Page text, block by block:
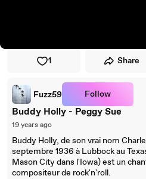
1 Share
Fuzz59 Follow
Buddy Holly - Peggy Sue
19 years ago
Buddy Holly, de son vrai nom
septembre 1936 à Lubbock au
Mason City dans l'Iowa) est un
compositeur de rock'n'roll.